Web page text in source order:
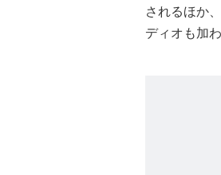
されるほか
ディオも加わ